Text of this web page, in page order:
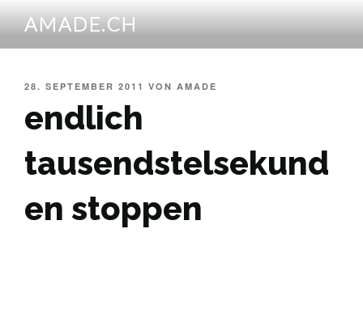
Inhalt
springen
AMADE.CH
VERÖFFENTLICHT
28. SEPTEMBER 2011 VON AMADE
endlich
tausendstelsekund
en stoppen